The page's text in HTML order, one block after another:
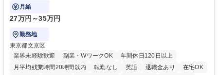
躍いただくことを期待しています。
月給
27万円～35万円
勤務地
東京都文京区
業界未経験歓迎
副業・WワークOK
年間休日120日以上
月平均残業時間20時間以内
転勤なし 英語 退職金あり
在宅OK